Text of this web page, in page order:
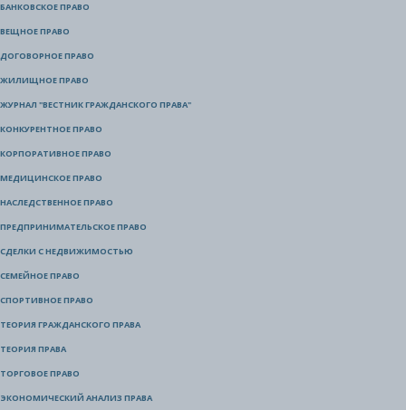
БАНКОВСКОЕ ПРАВО
ВЕЩНОЕ ПРАВО
ДОГОВОРНОЕ ПРАВО
ЖИЛИЩНОЕ ПРАВО
ЖУРНАЛ "ВЕСТНИК ГРАЖДАНСКОГО ПРАВА"
КОНКУРЕНТНОЕ ПРАВО
КОРПОРАТИВНОЕ ПРАВО
МЕДИЦИНСКОЕ ПРАВО
НАСЛЕДСТВЕННОЕ ПРАВО
ПРЕДПРИНИМАТЕЛЬСКОЕ ПРАВО
СДЕЛКИ С НЕДВИЖИМОСТЬЮ
СЕМЕЙНОЕ ПРАВО
СПОРТИВНОЕ ПРАВО
ТЕОРИЯ ГРАЖДАНСКОГО ПРАВА
ТЕОРИЯ ПРАВА
ТОРГОВОЕ ПРАВО
ЭКОНОМИЧЕСКИЙ АНАЛИЗ ПРАВА